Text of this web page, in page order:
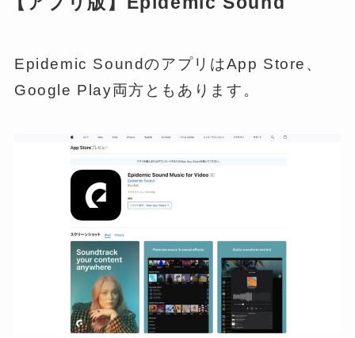
Epidemic SoundのアプリはApp Store、
Google Play両方ともあります。